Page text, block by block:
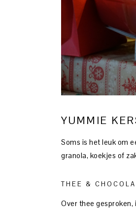
YUMMIE
Soms is het leuk om
granola, koekjes of
THEE &
Over thee gesproken,